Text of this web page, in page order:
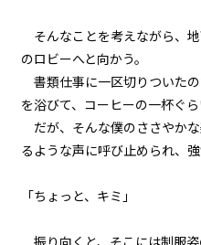
第１
第１
『
＜２
そんなことを考えながら、
のロビーへと向かう。
書類仕事に一区切りついた
を浴びて、コーヒーの一杯ぐ
だが、そんな僕のささやか
るような声に呼び止められ、
「ちょっと、キミ」
振り向くと、そこには制服